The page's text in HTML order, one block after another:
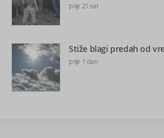
prije 21 sat
Stiže blagi predah od
prije 1 dan